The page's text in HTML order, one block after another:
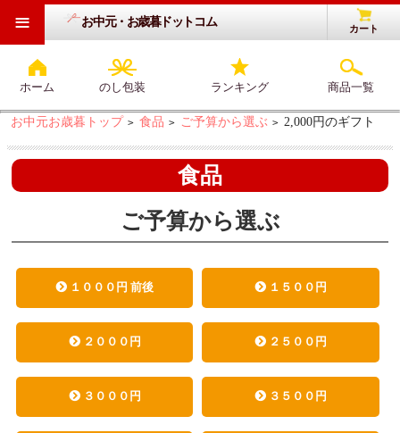
お中元・お歳暮ドットコム カート
ホーム のし包装 ランキング 商品一覧
≡
お中元お歳暮トップ > 食品 > ご予算から選ぶ > 2,000円のギフト
食品
ご予算から選ぶ
１０００円 前後 １５００円
２０００円 ２５００円
３０００円 ３５００円